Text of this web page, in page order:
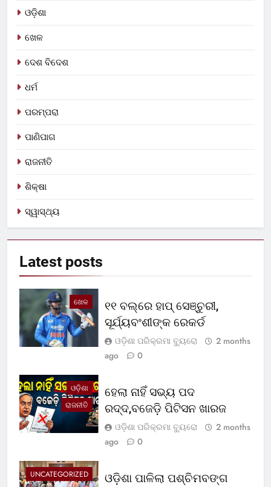
ଓଡ଼ିଶା
ଖେଳ
ଦେଶ ବିଦେଶ
ଧର୍ମ
ପରମ୍ପରା
ପାଣିପାଗ
ରାଜନୀତି
ଶିକ୍ଷା
ସ୍ୱାସ୍ଥ୍ୟ
Latest posts
ଖେଳ
୧୧ ବଲ୍‌ରେ ହାପ୍ ସେଞ୍ଚୁରୀ,
ସୂର୍ଯ୍ୟବଂଶୀଙ୍କ ରେକର୍ଡ
ଓଡ଼ିଶା ପରିକ୍ରମା ବ୍ୟୁରୋ
2 months
ago
0
ଓଡ଼ିଶା
ରାଜନୀତି
ହେଲା ନାହିଁ ସଭ୍ୟ ପଦ
ରଦ୍ଦ,ବଜେଡ଼ି ପିଟିସନ ଖାରଜ
ଓଡ଼ିଶା ପରିକ୍ରମା ବ୍ୟୁରୋ
2 months
ago
0
UNCATEGORIZED
ଓଡ଼ିଶା ପାଳିଲା ପଶ୍ଚିମବଙ୍ଗ